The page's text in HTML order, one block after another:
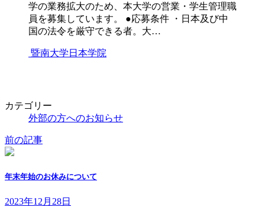
学の業務拡大のため、本大学の営業・学生管理職
員を募集しています。 ●応募条件 ・日本及び中
国の法令を厳守できる者。大…
暨南大学日本学院
カテゴリー
外部の方へのお知らせ
前の記事
年末年始のお休みについて
2023年12月28日